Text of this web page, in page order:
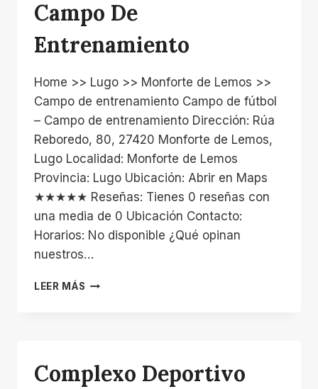
Campo De
Entrenamiento
Home >> Lugo >> Monforte de Lemos >>
Campo de entrenamiento Campo de fútbol
– Campo de entrenamiento Dirección: Rúa
Reboredo, 80, 27420 Monforte de Lemos,
Lugo Localidad: Monforte de Lemos
Provincia: Lugo Ubicación: Abrir en Maps
★★★★★ Reseñas: Tienes 0 reseñas con
una media de 0 Ubicación Contacto:
Horarios: No disponible ¿Qué opinan
nuestros…
LEER MÁS CAMPO
Complexo Deportivo